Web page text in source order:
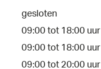
gesloten
09:00 tot 18:00 uur
09:00 tot 18:00 uur
09:00 tot 20:00 uur